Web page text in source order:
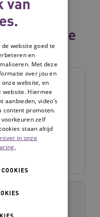
dezelfde
website goed te
en
Met deze
over jou en
website, en
website. Hiermee
aanbieden, video’s
content promoten.
zelf
staan altijd
in onze